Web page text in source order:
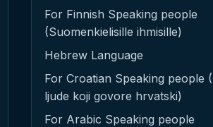
For Finnish Speaking people
(Suomenkielisille ihmisille)
Hebrew Language
For Croatian Speaking people
ljude koji govore hrvatski)
For Arabic Speaking people